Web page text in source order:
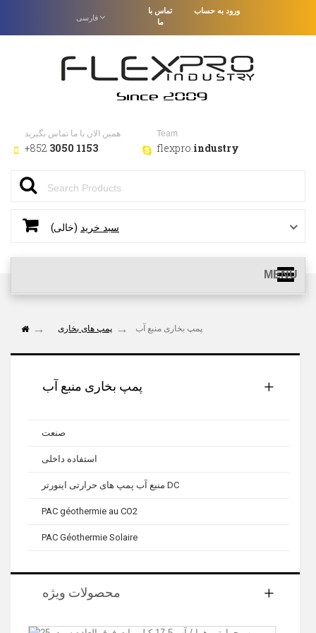
ورود به حساب
فارسى
تماس با
ما
همین الان با ما تماس بگیرید
+852 3050 1153
Team
flexpro.industry
سبد خرید (خالی)
MENU
پمپ های بخاری پمپ بخاری منبع آب
پمپ بخاری منبع آب
صنعت
استفاده داخلی
منبع آب پمپ های حرارتی اینورتر DC
PAC géothermie au CO2
PAC Géothermie Solaire
محصولات ویژه